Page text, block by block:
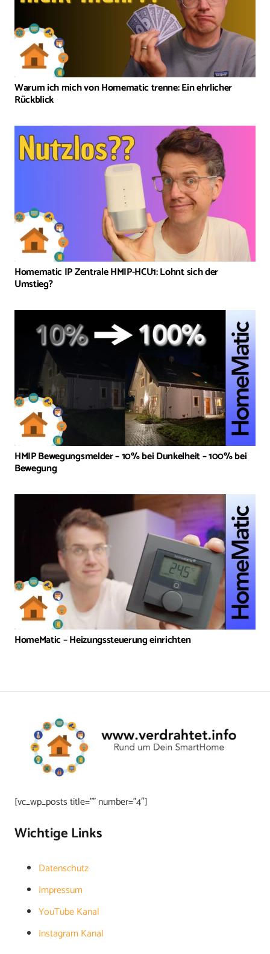
Warum ich mich von Homematic trenne: Ein ehrlicher
Rückblick
Homematic IP Zentrale HMIP-HCU1: Lohnt sich der
Umstieg?
HMIP Bewegungsmelder – 10% bei Dunkelheit – 100% bei
Bewegung
HomeMatic – Heizungssteuerung einrichten
[vc_wp_posts title=”” number=”4″]
Wichtige Links
Datenschutz
Impressum
YouTube Kanal
Instagram Kanal